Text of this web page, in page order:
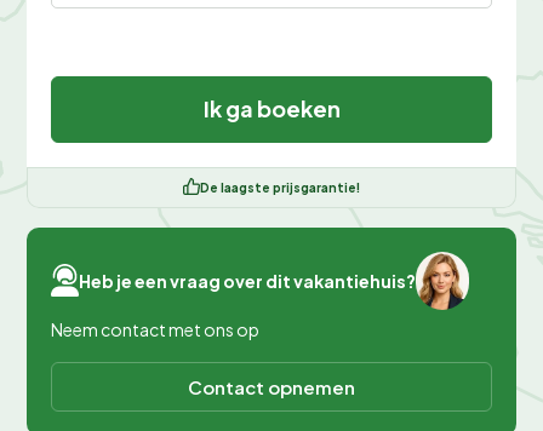
Ik ga boeken
De laagste prijsgarantie!
Heb je een vraag over dit vakantiehuis?
Neem contact met ons op
Contact opnemen